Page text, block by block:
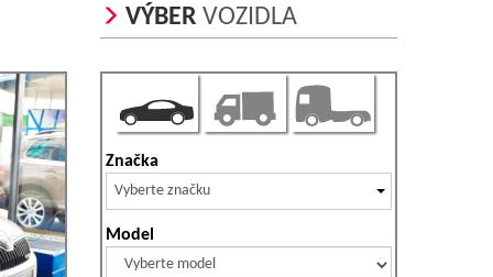
VÝBER VOZIDLA
Značka
Vyberte značku
Model